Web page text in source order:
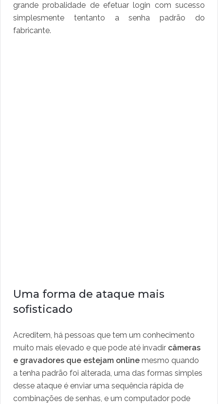
grande probalidade de efetuar login com sucesso
simplesmente tentanto a senha padrão do
fabricante.
Uma forma de ataque mais
sofisticado
Acreditem, há pessoas que tem um conhecimento
muito mais elevado e que pode até invadir câmeras
e gravadores que estejam online mesmo quando
a tenha padrão foi alterada, uma das formas simples
desse ataque é enviar uma sequência rápida de
combinações de senhas, e um computador pode